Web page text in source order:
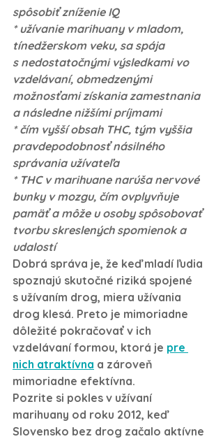
spôsobiť zníženie IQ
* užívanie marihuany v mladom,
tínedžerskom veku, sa spája
s nedostatočnými výsledkami vo
vzdelávaní, obmedzenými
možnosťami získania zamestnania
a následne nižšími príjmami
* čím vyšší obsah THC, tým vyššia
pravdepodobnosť násilného
správania užívateľa
* THC v marihuane narúša nervové
bunky v mozgu, čím ovplyvňuje
pamäť a môže u osoby spôsobovať
tvorbu skreslených spomienok a
udalostí
Dobrá správa je, že keď mladí ľudia
spoznajú skutočné riziká spojené
s užívaním drog, miera užívania
drog klesá. Preto je mimoriadne
dôležité pokračovať v ich
vzdelávaní formou, ktorá je pre
nich atraktívna a zároveň
mimoriadne efektívna.
Pozrite si pokles v užívaní
marihuany od roku 2012, keď
Slovensko bez drog začalo aktívne